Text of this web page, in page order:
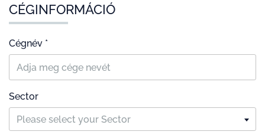
CÉGINFORMÁCIÓ
Cégnév *
Sector
Please select your Sector